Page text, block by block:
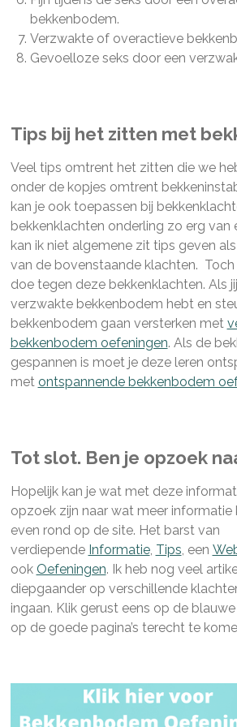
bekkenbodem.
Verzwakte of overactieve
Gevoelloze seks door een
Tips bij het zitten met
Veel tips omtrent het zitten die we
onder de kopjes omtrent
kan je ook toepassen bij
bekkenklachten onderling zo erg van
kan ik niet algemene zit tips geven
van de bovenstaande klachten. Toch
doe tegen deze bekkenklachten. Als
verzwakte bekkenbodem hebt en
bekkenbodem gaan versterken met
bekkenbodem oefeningen. Als de
gespannen is moet je deze leren
met ontspannende bekkenbodem
Tot slot. Ben je opzoek
Hopelijk kan je wat met deze
opzoek zijn naar wat meer informatie
even rond op de site. Het barst van
verdiepende Informatie, Tips , een
ook Oefeningen. Ik heb nog veel
diepgaander op verschillende
ingaan. Klik gerust eens op de
op de goede pagina’s terecht te